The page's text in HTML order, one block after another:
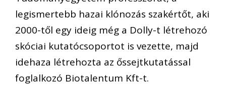
legismertebb hazai klónozás szakértőt, aki
2000-től egy ideig még a Dolly-t létrehozó
skóciai kutatócsoportot is vezette, majd
idehaza létrehozta az őssejtkutatással
foglalkozó Biotalentum Kft-t.